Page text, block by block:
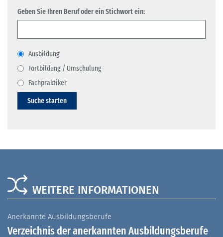
Geben Sie Ihren Beruf oder ein Stichwort ein:
Ausbildung
Fortbildung / Umschulung
Fachpraktiker
Suche starten
WEITERE INFORMATIONEN
Anerkannte Ausbildungsberufe
Verzeichnis der anerkannten Ausbildungsberufe